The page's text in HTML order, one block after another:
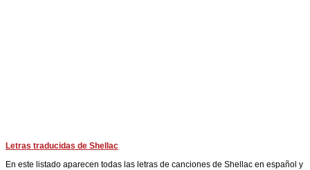
Letras traducidas de Shellac
En este listado aparecen todas las letras de canciones de Shellac en español y